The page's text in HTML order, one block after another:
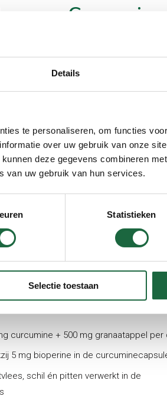
Details
te personaliseren, om functies
over uw gebruik van onze
deze gegevens combineren
van uw gebruik van hun services.
Statistieken
Selectie toestaan
van Curcumine
de
van
toe. Al
deze
Spaanse stad Granada draagt zijn
curcumine + 500 mg granaatappel per
5 mg bioperine in de
schil én pitten verwerkt in de